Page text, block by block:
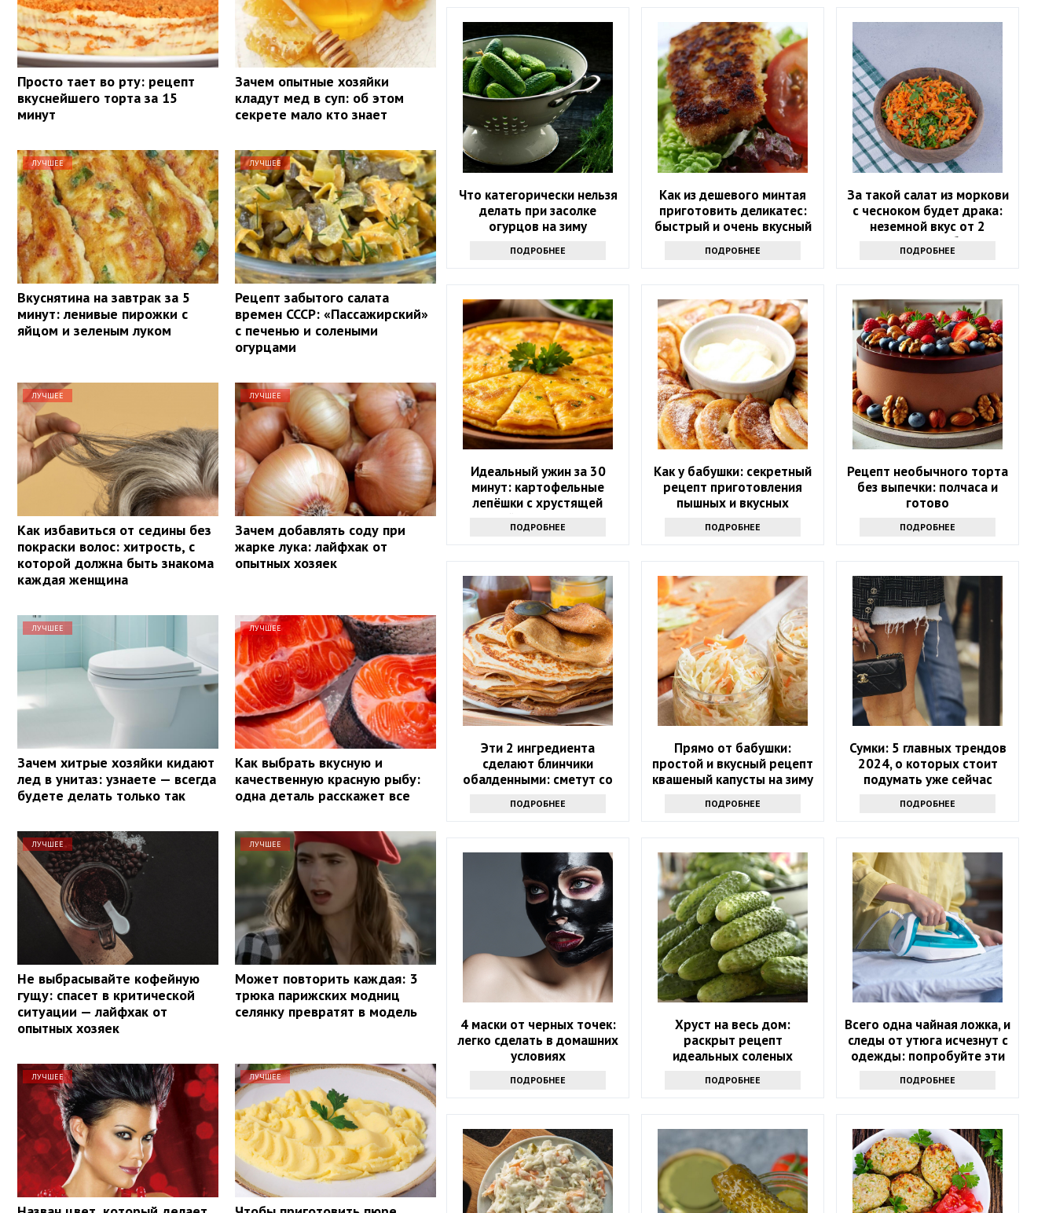
Просто тает во рту: рецепт
вкуснейшего торта за 15
минут
Зачем опытные хозяйки
кладут мед в суп: об этом
секрете мало кто знает
ЛУЧШЕЕ
Вкуснятина на завтрак за 5
минут: ленивые пирожки с
яйцом и зеленым луком
ЛУЧШЕЕ
Рецепт забытого салата
времен СССР: «Пассажирский»
с печенью и солеными
огурцами
ЛУЧШЕЕ
Как избавиться от седины без
покраски волос: хитрость, с
которой должна быть знакома
каждая женщина
ЛУЧШЕЕ
Зачем добавлять соду при
жарке лука: лайфхак от
опытных хозяек
ЛУЧШЕЕ
Зачем хитрые хозяйки кидают
лед в унитаз: узнаете — всегда
будете делать только так
ЛУЧШЕЕ
Как выбрать вкусную и
качественную красную рыбу:
одна деталь расскажет все
ЛУЧШЕЕ
Не выбрасывайте кофейную
гущу: спасет в критической
ситуации — лайфхак от
опытных хозяек
ЛУЧШЕЕ
Может повторить каждая: 3
трюка парижских модниц
селянку превратят в модель
ЛУЧШЕЕ ЛУЧШЕЕ
Что категорически нельзя
делать при засолке
огурцов на зиму
ПОДРОБНЕЕ
Как из дешевого минтая
приготовить деликатес:
быстрый и очень вкусный
ПОДРОБНЕЕ
За такой салат из моркови
с чесноком будет драка:
неземной вкус от 2
секретных добавок
ПОДРОБНЕЕ
Идеальный ужин за 30
минут: картофельные
лепёшки с хрустящей
корочкой и тягучим сыром
ПОДРОБНЕЕ
Как у бабушки: секретный
рецепт приготовления
пышных и вкусных
ПОДРОБНЕЕ
Рецепт необычного торта
без выпечки: полчаса и
готово
ПОДРОБНЕЕ
Эти 2 ингредиента
сделают блинчики
обалденными: сметут со
забытый рецепт
ПОДРОБНЕЕ
Прямо от бабушки:
простой и вкусный рецепт
квашеный капусты на зиму
ПОДРОБНЕЕ
Сумки: 5 главных трендов
2024, о которых стоит
подумать уже сейчас
ПОДРОБНЕЕ
4 маски от черных точек:
легко сделать в домашних
условиях
ПОДРОБНЕЕ
Хруст на весь дом:
раскрыт рецепт
идеальных соленых
ПОДРОБНЕЕ
Всего одна чайная ложка, и
следы от утюга исчезнут с
одежды: попробуйте эти
ПОДРОБНЕЕ